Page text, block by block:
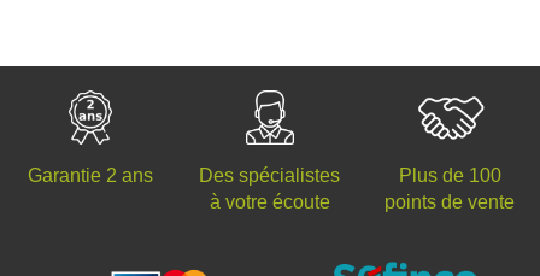
Garantie 2 ans
Des spécialistes
à votre écoute
Plus de 100
points de vente